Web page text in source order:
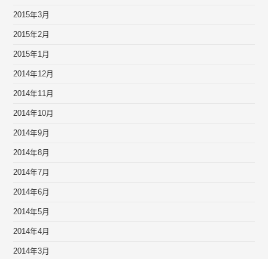
2015年3月
2015年2月
2015年1月
2014年12月
2014年11月
2014年10月
2014年9月
2014年8月
2014年7月
2014年6月
2014年5月
2014年4月
2014年3月